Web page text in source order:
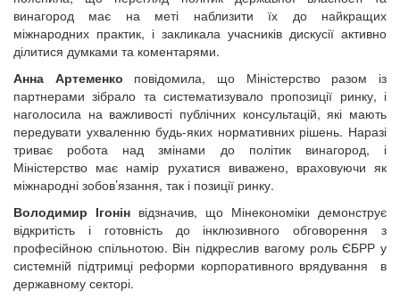
винагород має на меті наблизити їх до найкращих
міжнародних практик, і закликала учасників дискусії активно
ділитися думками та коментарями.
Анна Артеменко повідомила, що Міністерство разом із
партнерами зібрало та систематизувало пропозиції ринку, і
наголосила на важливості публічних консультацій, які мають
передувати ухваленню будь-яких нормативних рішень. Наразі
триває робота над змінами до політик винагород, і
Міністерство має намір рухатися виважено, враховуючи як
міжнародні зобов’язання, так і позиції ринку.
Володимир Ігонін відзначив, що Мінекономіки демонструє
відкритість і готовність до інклюзивного обговорення з
професійною спільнотою. Він підкреслив вагому роль ЄБРР у
системній підтримці реформи корпоративного врядування в
державному секторі.